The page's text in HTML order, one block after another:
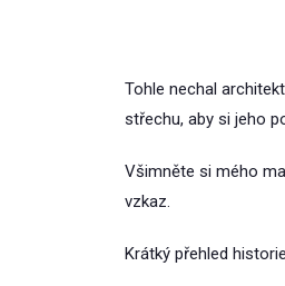
Tohle nechal
střechu, aby si jeho
Všimněte si mého
vzkaz.
Krátký přehled